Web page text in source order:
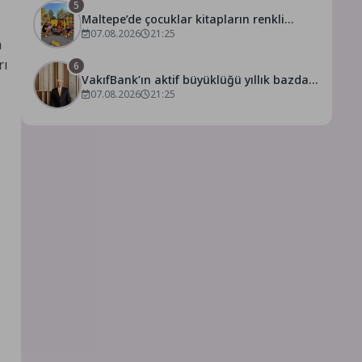
5
Maltepe’de çocuklar kitapların renkli
dünyasında buluştu
07.08.2026 21:25
6
VakıfBank’ın aktif büyüklüğü yıllık bazda
yüzde 28 artışla 5,8 trilyon TL’yi aştı
07.08.2026 21:25